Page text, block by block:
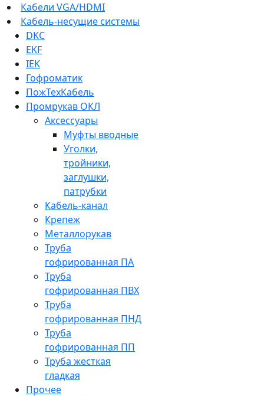
Кабели VGA/HDMI
Кабель-несущие системы
DKC
EKF
IEK
Гофроматик
ПожТехКабель
Промрукав ОКЛ
Аксессуары
Муфты вводные
Уголки,
тройники,
заглушки,
патрубки
Кабель-канал
Крепеж
Металлорукав
Труба
гофрированная ПА
Труба
гофрированная ПВХ
Труба
гофрированная ПНД
Труба
гофрированная ПП
Труба жесткая
гладкая
Прочее